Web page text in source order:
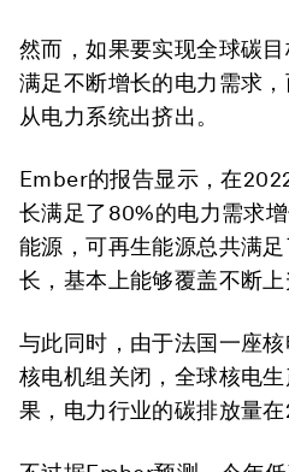
然而，如果要实现全球碳
满足不断增长的电力需求
从电力系统出挤出。
Ember的报告显示，在
长满足了80%的电力需求
能源，可再生能源总共满
长，基本上能够覆盖不断上
与此同时，由于法国一座
核电机组关闭，全球核电
果，电力行业的碳排放量在